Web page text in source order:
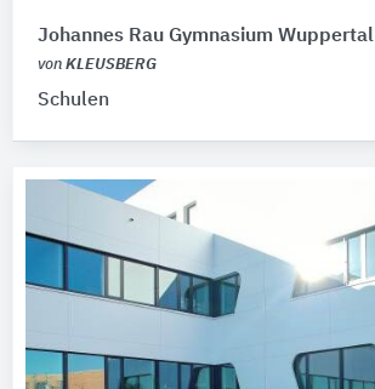
Johannes Rau Gymnasium Wuppertal
von KLEUSBERG
Schulen